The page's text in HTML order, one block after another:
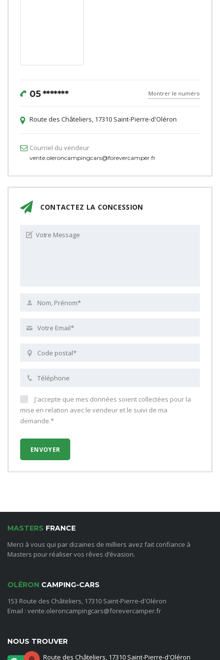
05 ******* Montrer le numéro
Route des Châteliers, 17310 Saint-Pierre-d'Oléron
Courriel du vendeur
vente.oleroncampingcars@forevercamper.fr
CONTACTEZ LA CONCESSION
J'accepte que mes données soient collectées pour la
mise en relation avec le vendeur et le suivi de ma
demande.*
MASTERS FRANCE
Merci à vous qui par dizaines de milliers avez fait confiance à
Masters pour réaliser vos rêves d’évasion.
OLÉRON CAMPING-CARS
153 Route des Châteliers, 17310 Saint-Pierre-d'Oléron
Email : vente.oleroncampingcars@forevercamper.fr
NOUS TROUVER
Route des Châteliers, 17310 Saint-Pierre-d'Oléron